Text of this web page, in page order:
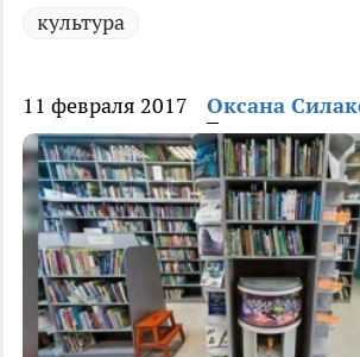
культура
11 февраля 2017 Оксана